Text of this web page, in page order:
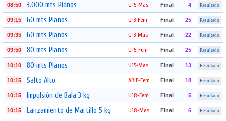
08:50 3.000 mts Planos U15-Mas Final 4 Resultado
09:15 60 mts Planos U13-Fem Final 25 Resultado
09:35 60 mts Planos U13-Mas Final 22 Resultado
09:50 80 mts Planos U15-Fem Final 25 Resultado
10:10 80 mts Planos U15-Mas Final 13 Resultado
10:15 Salto Alto ABIE-Fem Final 18 Resultado
10:15 Impulsión de Bala 3 kg U18-Fem Final 5 Resultado
10:15 Lanzamiento de Martillo 5 kg U18-Mas Final 6 Resultado